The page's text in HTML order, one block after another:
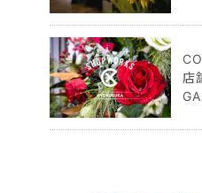
店